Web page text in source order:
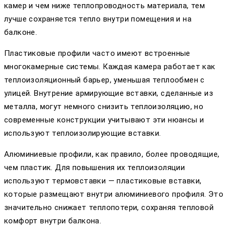
камер и чем ниже теплопроводность материала, тем
лучше сохраняется тепло внутри помещения и на
балконе.
Пластиковые профили часто имеют встроенные
многокамерные системы. Каждая камера работает как
теплоизоляционный барьер, уменьшая теплообмен с
улицей. Внутрение армирующие вставки, сделанные из
металла, могут немного снизить теплоизоляцию, но
современные конструкции учитывают эти нюансы и
используют теплоизолирующие вставки.
Алюминиевые профили, как правило, более проводящие,
чем пластик. Для повышения их теплоизоляции
используют термовставки — пластиковые вставки,
которые размещают внутри алюминиевого профиля. Это
значительно снижает теплопотери, сохраняя тепловой
комфорт внутри балкона.